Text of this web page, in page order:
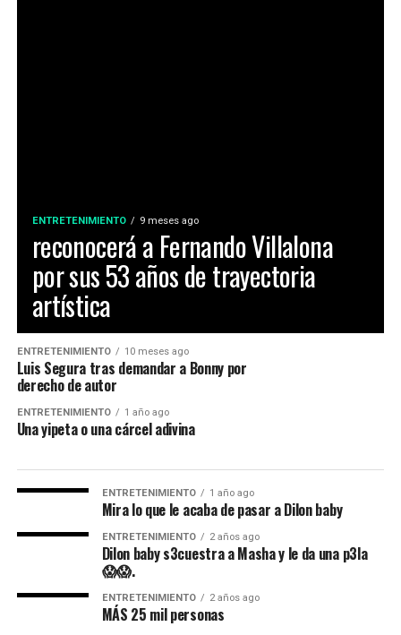
ENTRETENIMIENTO 9 meses ago
reconocerá a Fernando Villalona
por sus 53 años de trayectoria
artística
ENTRETENIMIENTO 10 meses ago
Luis Segura tras demandar a Bonny por
derecho de autor
ENTRETENIMIENTO 1 año ago
Una yipeta o una cárcel adivina
ENTRETENIMIENTO 1 año ago
Mira lo que le acaba de pasar a Dilon baby
ENTRETENIMIENTO 2 años ago
Dilon baby s3cuestra a Masha y le da una p3la
😱😱.
ENTRETENIMIENTO 2 años ago
MÁS 25 mil personas